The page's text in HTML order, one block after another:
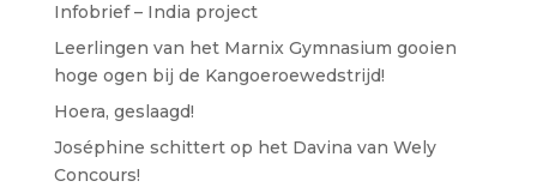
Infobrief – India project
Leerlingen van het Marnix Gymnasium gooien
hoge ogen bij de Kangoeroewedstrijd!
Hoera, geslaagd!
José​phine schittert op het Davina van Wely
Concours!